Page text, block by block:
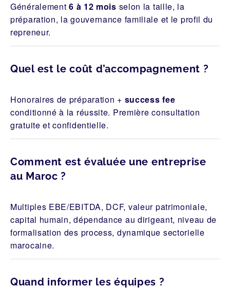
Généralement6 à 12 mois selon la taille, la
préparation, la gouvernance familiale et le profil du
repreneur.
Quel est le coût d’accompagnement ?
Honoraires de préparation + success fee
conditionné à la réussite. Première consultation
gratuite et confidentielle.
Comment est évaluée une entreprise
au Maroc ?
Multiples EBE/EBITDA, DCF, valeur patrimoniale,
capital humain, dépendance au dirigeant, niveau de
formalisation des process, dynamique sectorielle
marocaine.
Quand informer les équipes ?